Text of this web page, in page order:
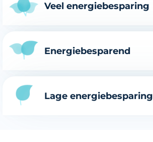
Veel energiebesparing
Energiebesparend
Lage energiebesparing